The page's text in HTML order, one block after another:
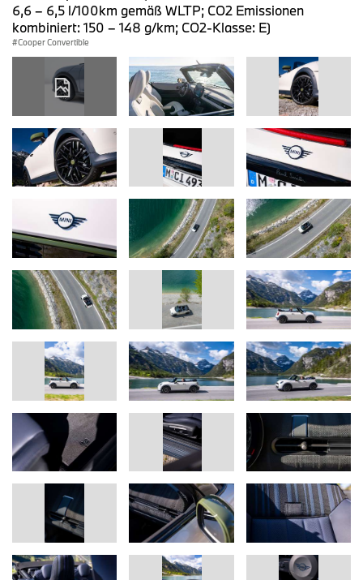
6,6 – 6,5 l/100km gemäß WLTP; CO2 Emissionen
kombiniert: 150 – 148 g/km; CO2-Klasse: E)
Cooper Convertible